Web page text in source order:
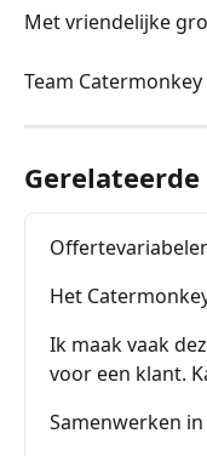
Met vriendelijke
Team Catermonkey
Het
Ik maak vaak
voor een klant.
Samenwerken